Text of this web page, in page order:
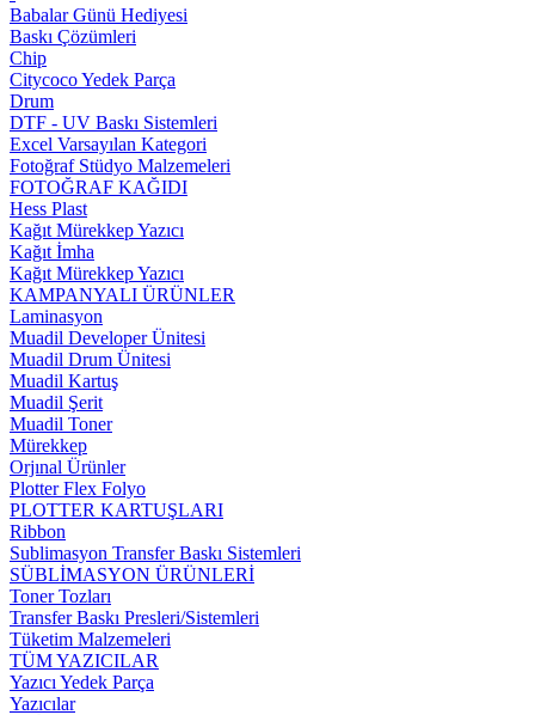
Babalar Günü Hediyesi
Baskı Çözümleri
Chip
Citycoco Yedek Parça
Drum
DTF - UV Baskı Sistemleri
Excel Varsayılan Kategori
Fotoğraf Stüdyo Malzemeleri
FOTOĞRAF KAĞIDI
Hess Plast
Kağıt Mürekkep Yazıcı
Kağıt İmha
Kağıt Mürekkep Yazıcı
KAMPANYALI ÜRÜNLER
Laminasyon
Muadil Developer Ünitesi
Muadil Drum Ünitesi
Muadil Kartuş
Muadil Şerit
Muadil Toner
Mürekkep
Orjınal Ürünler
Plotter Flex Folyo
PLOTTER KARTUŞLARI
Ribbon
Sublimasyon Transfer Baskı Sistemleri
SÜBLİMASYON ÜRÜNLERİ
Toner Tozları
Transfer Baskı Presleri/Sistemleri
Tüketim Malzemeleri
TÜM YAZICILAR
Yazıcı Yedek Parça
Yazıcılar